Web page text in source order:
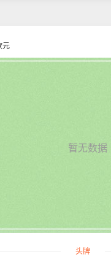
元
暂无数据
头牌